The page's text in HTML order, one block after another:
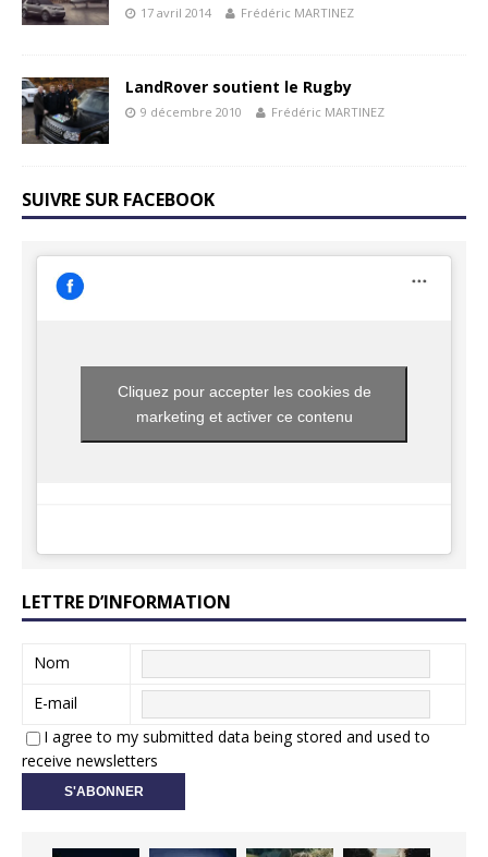
17 avril 2014 Frédéric MARTINEZ
LandRover soutient le Rugby
9 décembre 2010 Frédéric MARTINEZ
SUIVRE SUR FACEBOOK
Cliquez pour accepter les cookies de
marketing et activer ce contenu
LETTRE D’INFORMATION
Nom
E-mail
I agree to my submitted data being stored and used to
receive newsletters